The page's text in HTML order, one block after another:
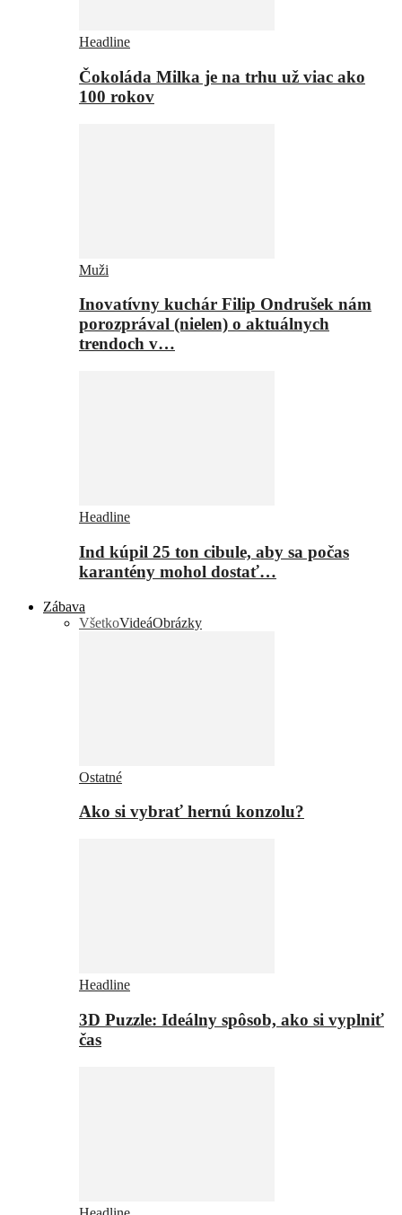
Headline
Čokoláda Milka je na trhu už viac ako
100 rokov
Muži
Inovatívny kuchár Filip Ondrušek nám
porozprával (nielen) o aktuálnych
trendoch v…
Headline
Ind kúpil 25 ton cibule, aby sa počas
karantény mohol dostať…
Zábava
VšetkoVideáObrázky
Ostatné
Ako si vybrať hernú konzolu?
Headline
3D Puzzle: Ideálny spôsob, ako si vyplniť
čas